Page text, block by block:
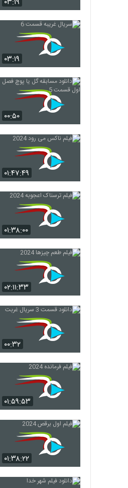
۰۳:۱۹
۰۰:۵۰
۰۱:۴۷:۴۹
۰۱:۳۸:۰۰
۰۲:۱۱:۳۳
۰۰:۳۲
۰۱:۵۹:۵۳
۰۱:۳۸:۲۲